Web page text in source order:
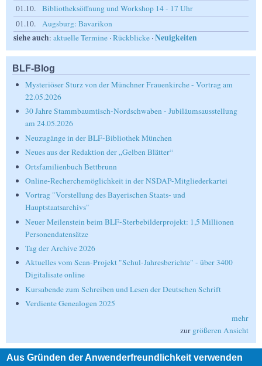
01.10.
Bibliotheksöffnung und Workshop 14 - 17 Uhr
01.10.
Augsburg: Bavarikon
siehe auch: aktuelle Termine ·Rückblicke ·Neuigkeiten
BLF-Blog
Mysteriöser Sturz von der Münchner Frauenkirche - Vortrag am
22.05.2026
30 Jahre Stammbaumtisch-Nordschwaben - Jubiläumsausstellung
am 24.05.2026
Neuzugänge in der BLF-Bibliothek München
Neues aus der Redaktion der „Gelben Blätter“
Ortsfamilienbuch Bettbrunn
Online-Recherchemöglichkeit in der NSDAP-Mitgliederkartei
Vortrag "Vorstellung des Bayerischen Staats- und
Hauptstaatsarchivs"
Neuer Meilenstein beim BLF-Sterbebilderprojekt: 1,5 Millionen
Personendatensätze
Tag der Archive 2026
Aktuelles vom Scan-Projekt "Schul-Jahresberichte" - über 3400
Digitalisate online
Kursabende zum Schreiben und Lesen der Deutschen Schrift
Verdiente Genealogen 2025
mehr
zur größeren Ansicht
Suche
Aus Gründen der Anwenderfreundlichkeit verwenden